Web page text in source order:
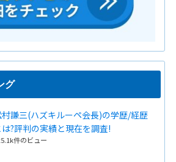
グ
謙三(ハズキルーペ会長)の学歴/経歴
は?評判の実績と現在を調査!
件のビュー